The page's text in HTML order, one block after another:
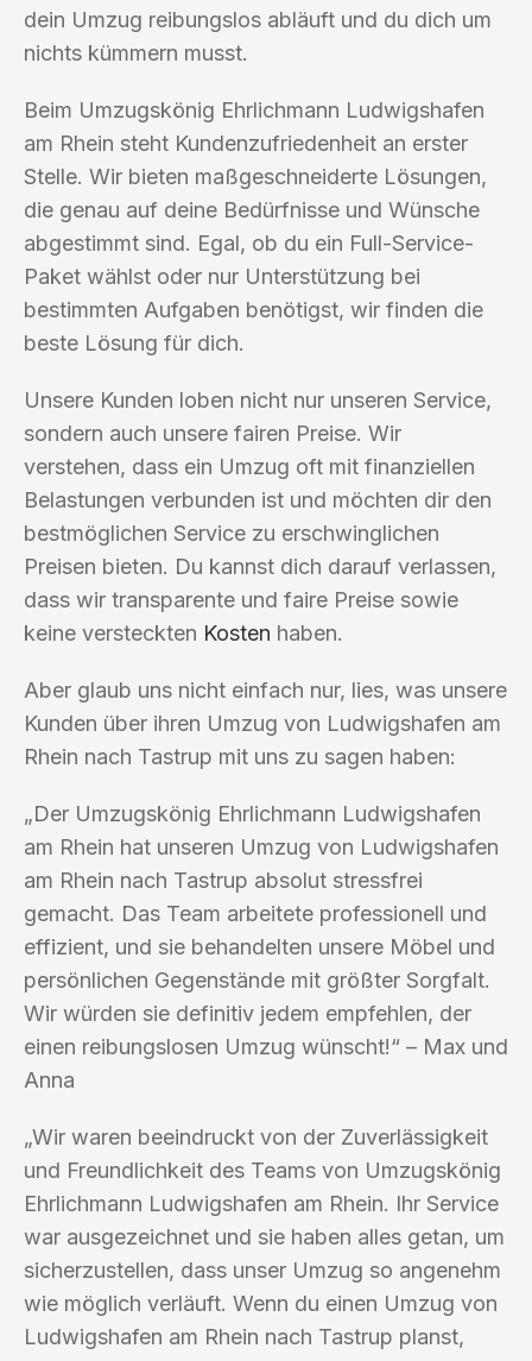
dein Umzug reibungslos abläuft und du dich um
nichts kümmern musst.
Beim Umzugskönig Ehrlichmann Ludwigshafen
am Rhein steht Kundenzufriedenheit an erster
Stelle. Wir bieten maßgeschneiderte Lösungen,
die genau auf deine Bedürfnisse und Wünsche
abgestimmt sind. Egal, ob du ein Full-Service-
Paket wählst oder nur Unterstützung bei
bestimmten Aufgaben benötigst, wir finden die
beste Lösung für dich.
Unsere Kunden loben nicht nur unseren Service,
sondern auch unsere fairen Preise. Wir
verstehen, dass ein Umzug oft mit finanziellen
Belastungen verbunden ist und möchten dir den
bestmöglichen Service zu erschwinglichen
Preisen bieten. Du kannst dich darauf verlassen,
dass wir transparente und faire Preise sowie
keine versteckten Kosten haben.
Aber glaub uns nicht einfach nur, lies, was unsere
Kunden über ihren Umzug von Ludwigshafen am
Rhein nach Tastrup mit uns zu sagen haben:
„Der Umzugskönig Ehrlichmann Ludwigshafen
am Rhein hat unseren Umzug von Ludwigshafen
am Rhein nach Tastrup absolut stressfrei
gemacht. Das Team arbeitete professionell und
effizient, und sie behandelten unsere Möbel und
persönlichen Gegenstände mit größter Sorgfalt.
Wir würden sie definitiv jedem empfehlen, der
einen reibungslosen Umzug wünscht!“ – Max und
Anna
„Wir waren beeindruckt von der Zuverlässigkeit
und Freundlichkeit des Teams von Umzugskönig
Ehrlichmann Ludwigshafen am Rhein. Ihr Service
war ausgezeichnet und sie haben alles getan, um
sicherzustellen, dass unser Umzug so angenehm
wie möglich verläuft. Wenn du einen Umzug von
Ludwigshafen am Rhein nach Tastrup planst,